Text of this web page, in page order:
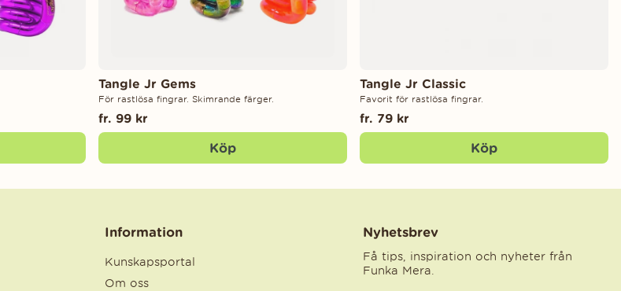
Tangle Jr Gems
För rastlösa fingrar. Skimrande färger.
fr. 99 kr
Köp
Tangle Jr Classic
Favorit för rastlösa fingrar.
fr. 79 kr
Köp
Information
Kunskapsportal
Om oss
Nyhetsbrev
Få tips, inspiration och nyheter från
Funka Mera.